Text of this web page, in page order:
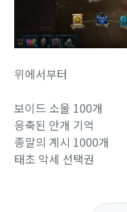
위에서부터
보이드 소울 100개
응축된 안개 기억
종말의 계시 1000개
태초 악세 선택권